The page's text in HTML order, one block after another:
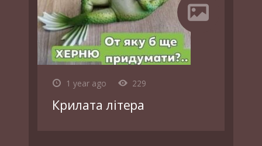
1 year ago 229
Крилата літера